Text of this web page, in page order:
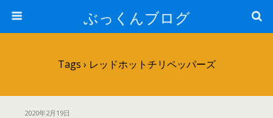
ぶっくんブログ
Tags › レッドホットチリペッパーズ
2020年2月19日